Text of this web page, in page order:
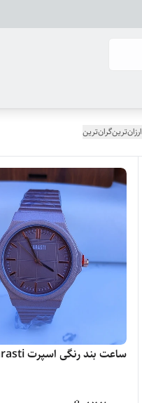
ارزان‌ترینگران‌ترین
ساعت بند رنگی اسپرت Barasti